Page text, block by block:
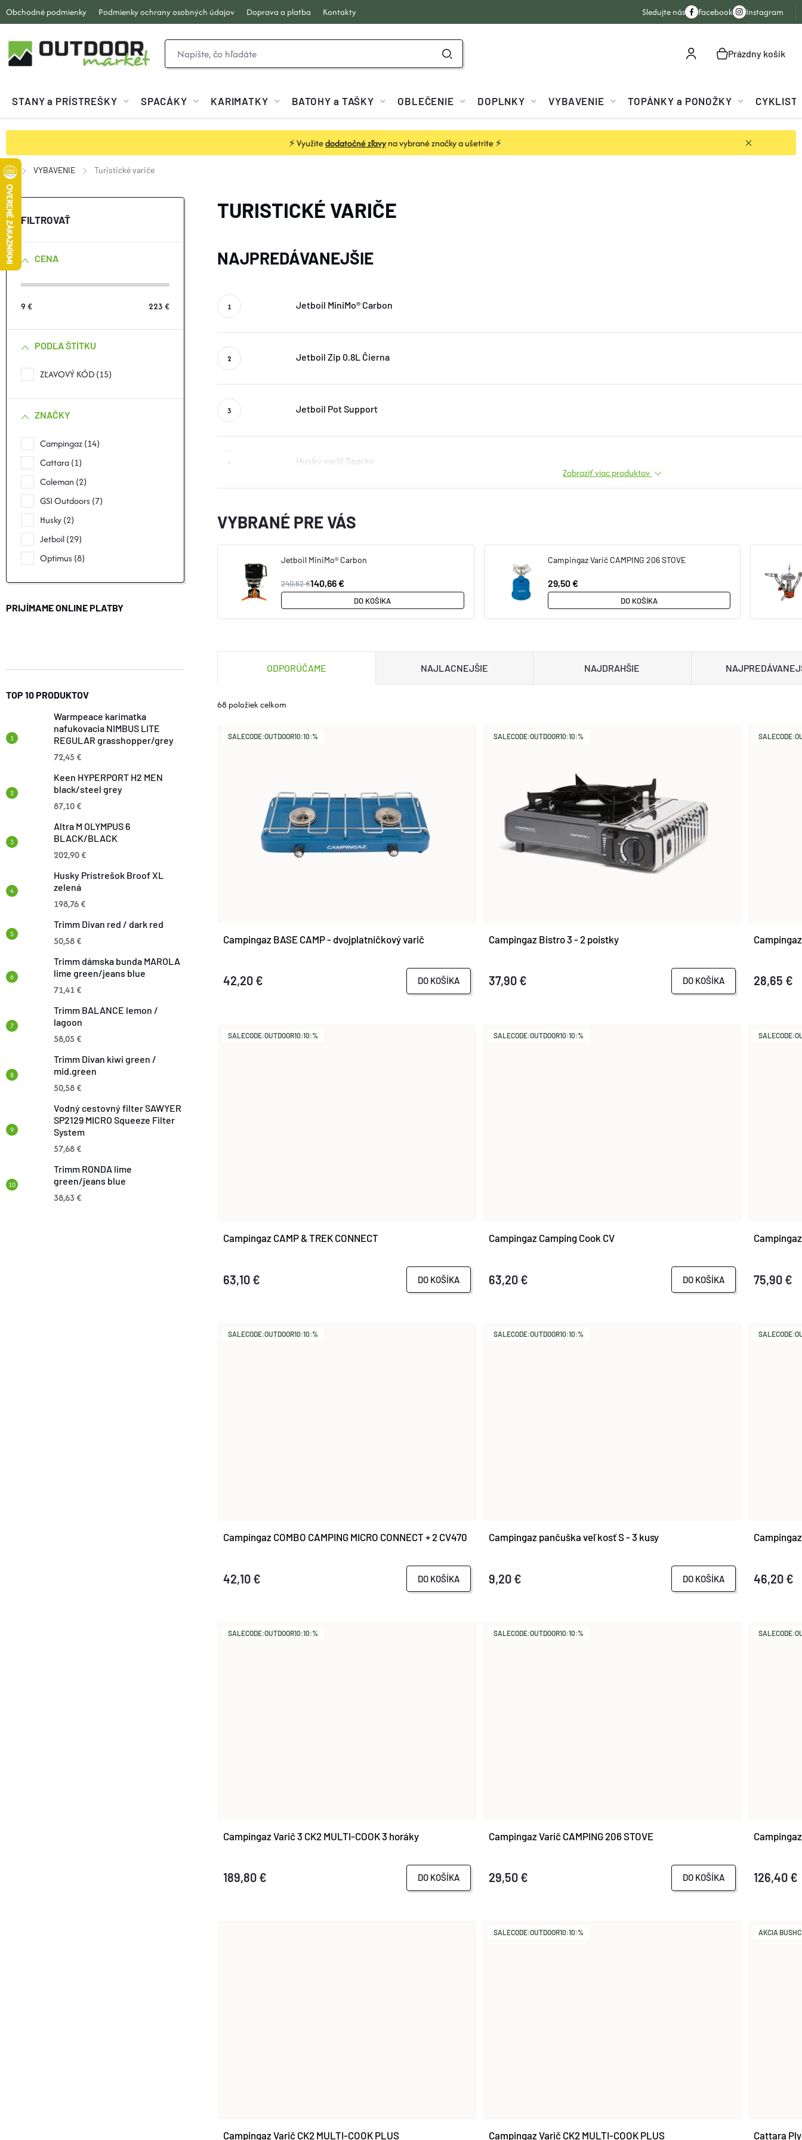
Prejsť
na
obsah
⚡ Využitedodatočné zľavyna vybrané značky a ušetrite ⚡
Obchodné podmienky Podmienky ochrany osobných údajov Doprava a platba Kontakty Sledujte nás Facebook Instagram
NÁKUPNÝ
Prázdny košík
STANY a PRÍSTREŠKY SPACÁKY KARIMATKY BATOHY a TAŠKY OBLEČENIE DOPLNKY VYBAVENIE TOPÁNKY a PONOŽKY
Domov
VYBAVENIE Turistické variče
B
O
Č
Ý
CENA
9€ 223 €
PODĽA ŠTÍTKU
ZĽAVOVÝ KÓD 15
ZNAČKY
Campingaz 14
Cattara 1
Coleman 2
GSI Outdoors 7
Husky 2
Jetboil 29
Optimus 8
PRIJÍMAME ONLINE PLATBY
TOP 10 PRODUKTOV
Warmpeace karimatka
nafukovacia NIMBUS LITE
REGULAR grasshopper/grey
72,45 €
Keen HYPERPORT H2 MEN
black/steel grey
87,10 €
Altra M OLYMPUS 6
BLACK/BLACK
202,90 €
Husky Prístrešok Broof XL
zelená
198,76 €
Trimm Divan red / dark red
50,58 €
Trimm dámska bunda MAROLA
lime green/jeans blue
71,41 €
Trimm BALANCE lemon /
lagoon
58,05 €
Trimm Divan kiwi green /
mid.green
50,58 €
Vodný cestovný filter SAWYER
SP2129 MICRO Squeeze Filter
System
57,68 €
Trimm RONDA lime
green/jeans blue
38,63 €
TURISTICKÉ VARIČE
NAJPREDÁVANEJŠIE
Jetboil MiniMo® Carbon
Jetboil Zip 0.8L Čierna
Jetboil Pot Support
Husky varič Sparky
Zobraziť viac produktov
VYBRANÉ PRE VÁS
Jetboil MiniMo® Carbon
240,62 €140,66 €
DO KOŠÍKA
Campingaz Varič CAMPING 206 STOVE
29,50 €
DO KOŠÍKA
A
O
U
ODPORÚČAME NAJLACNEJŠIE NAJDRAHŠIE
68 položiek celkom
V
O
D
K
SALECODE:OUTDOOR10:10:%
Campingaz BASE CAMP - dvojplatničkový varič
42,20 € DO KOŠÍKA
SALECODE:OUTDOOR10:10:%
Campingaz Bistro 3 - 2 poistky
37,90 € DO KOŠÍKA 28,65 €
SALECODE:OUTDOOR10:10:%
Campingaz CAMP & TREK CONNECT
63,10 € DO KOŠÍKA
SALECODE:OUTDOOR10:10:%
Campingaz Camping Cook CV
63,20 € DO KOŠÍKA 75,90 €
SALECODE:OUTDOOR10:10:%
Campingaz COMBO CAMPING MICRO CONNECT + 2 CV470
42,10 € DO KOŠÍKA
SALECODE:OUTDOOR10:10:%
Campingaz pančuška veľkosť S - 3 kusy
9,20 € DO KOŠÍKA 46,20 €
SALECODE:OUTDOOR10:10:%
Campingaz Varič 3 CK2 MULTI-COOK 3 horáky
189,80 € DO KOŠÍKA
SALECODE:OUTDOOR10:10:%
Campingaz Varič CAMPING 206 STOVE
29,50 € DO KOŠÍKA 126,40 €
Campingaz Varič CK2 MULTI-COOK PLUS
SALECODE:OUTDOOR10:10:%
Campingaz Varič CK2 MULTI-COOK PLUS
AKCIA
Cattara